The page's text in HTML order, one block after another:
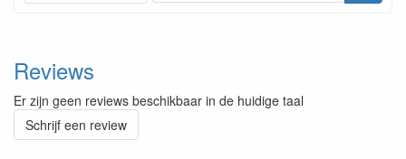
Reviews
Er zijn geen reviews beschikbaar in de huidige taal
Schrijf een review